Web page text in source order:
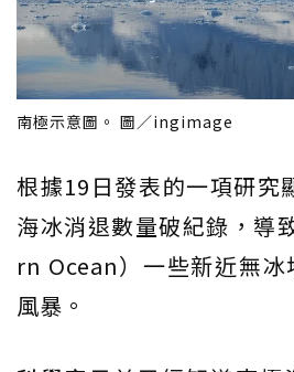
南極示意圖。 圖／ingimage
根據19日發表的一項研究
海冰消退數量破紀錄，導
rn Ocean）一些新近無冰
風暴。